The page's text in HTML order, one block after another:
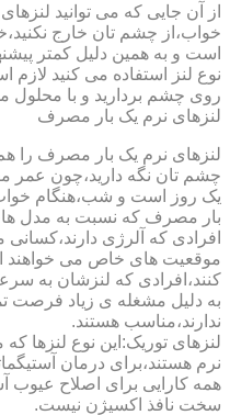
از آن جایی که می توانید
خواب،از چشم تان خارج
است و به همین دلیل کمتر
نوع لنز استفاده می کنید لازم
روی چشم بردارید و با
لنزهای نرم یک بار مصرف
لنزهای نرم یک بار مصرف را
چشم تان نگه دارید،چون عمر
یک روز است و شب،هنگام
بار مصرف که نسبت به مدل های
افرادی که آلرژی
موقعیت های خاص می خواهند
کنند،افرادی که لنزشان به
به دلیل مشغله ی زیاد فرصت
ندارند،مناسب هستند.
لنزهای توریک:این نوع لنزها
نرم هستند،برای درمان
همه کارایی برای اصلاح عیوب
سخت نافذ اکسیژن نیست.